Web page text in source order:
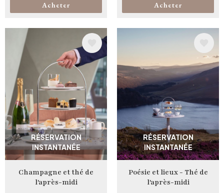
Acheter Acheter
RÉSERVATION
INSTANTANÉE
Image
Champagne et thé de
l'après-midi
RÉSERVATION
INSTANTANÉE
Image
Poésie et lieux - Thé de
l'après-midi